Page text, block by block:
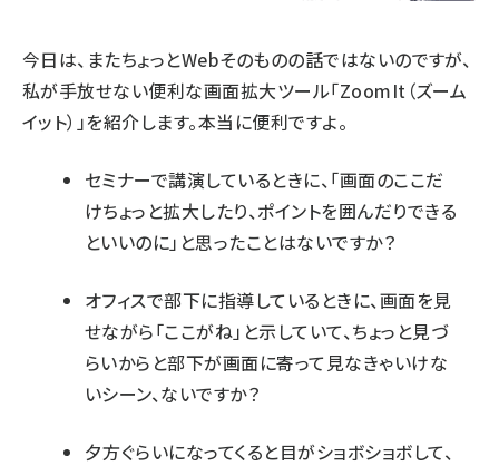
今日は、またちょっとWebそのものの話ではないのですが、
私が手放せない便利な画面拡大ツール「ZoomIt（ズーム
イット）」を紹介します。本当に便利ですよ。
セミナーで講演しているときに、「画面のここだ
けちょっと拡大したり、ポイントを囲んだりできる
といいのに」と思ったことはないですか？
オフィスで部下に指導しているときに、画面を見
せながら「ここがね」と示していて、ちょっと見づ
らいからと部下が画面に寄って見なきゃいけな
いシーン、ないですか？
夕方ぐらいになってくると目がショボショボして、